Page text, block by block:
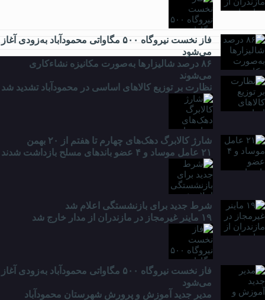
فاز نخست نیروگاه ۵۰۰ مگاواتی محمودآباد به‌زودی آغاز
می‌شود
۸۶ درصد شالیزارها به‌صورت مکانیزه نشاءکاری
می‌شوند
نظارت بر توزیع کالا‌های اساسی در محمودآباد تشدید شد
شارژ کالابرگ دهک‌های چهارم تا هفتم از ۲۰ بهمن
۲۱ عامل موساد و ۴ عضو باند‌های مسلح بازداشت شدند
شرط جدید برای بازنشستگی اعلام شد
۱۹ ماینر غیرمجاز در مازندران از مدار خارج شد
فاز نخست نیروگاه ۵۰۰ مگاواتی محمودآباد به‌زودی آغاز
می‌شود
مدیر جدید آموزش و پرورش شهرستان محمودآباد
ورزشی